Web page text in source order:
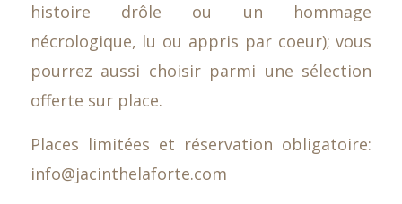
histoire drôle ou un hommage
nécrologique, lu ou appris par coeur); vous
pourrez aussi choisir parmi une sélection
offerte sur place.
Places limitées et réservation obligatoire:
info@jacinthelaforte.com